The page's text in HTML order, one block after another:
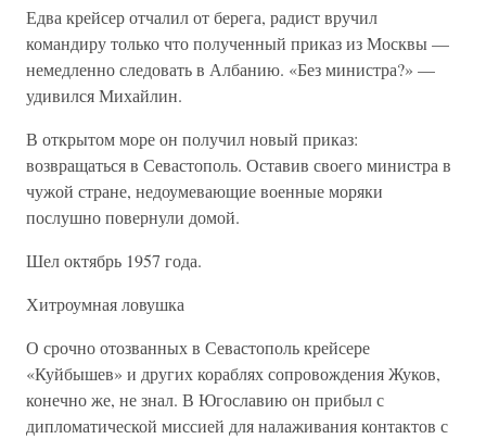
Едва крейсер отчалил от берега, радист вручил
командиру только что полученный приказ из Москвы —
немедленно следовать в Албанию. «Без министра?» —
удивился Михайлин.
В открытом море он получил новый приказ:
возвращаться в Севастополь. Оставив своего министра в
чужой стране, недоумевающие военные моряки
послушно повернули домой.
Шел октябрь 1957 года.
Хитроумная ловушка
О срочно отозванных в Севастополь крейсере
«Куйбышев» и других кораблях сопровождения Жуков,
конечно же, не знал. В Югославию он прибыл с
дипломатической миссией для налаживания контактов с